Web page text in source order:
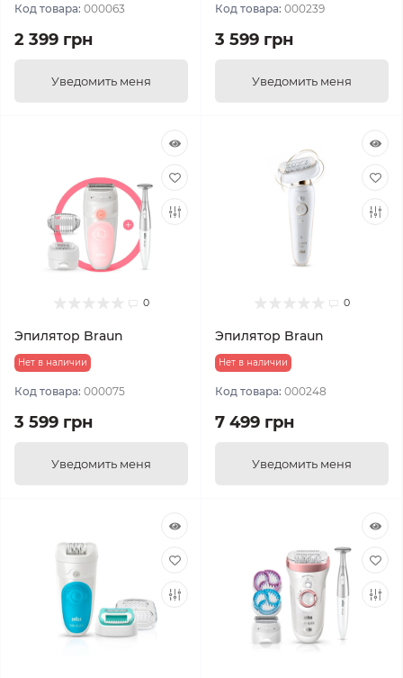
Код товара: 000063
2 399 грн
Уведомить меня
Код товара: 000239
3 599 грн
Уведомить меня
0
Эпилятор Braun
Нет в наличии
Код товара: 000075
3 599 грн
Уведомить меня
0
Эпилятор Braun
Нет в наличии
Код товара: 000248
7 499 грн
Уведомить меня